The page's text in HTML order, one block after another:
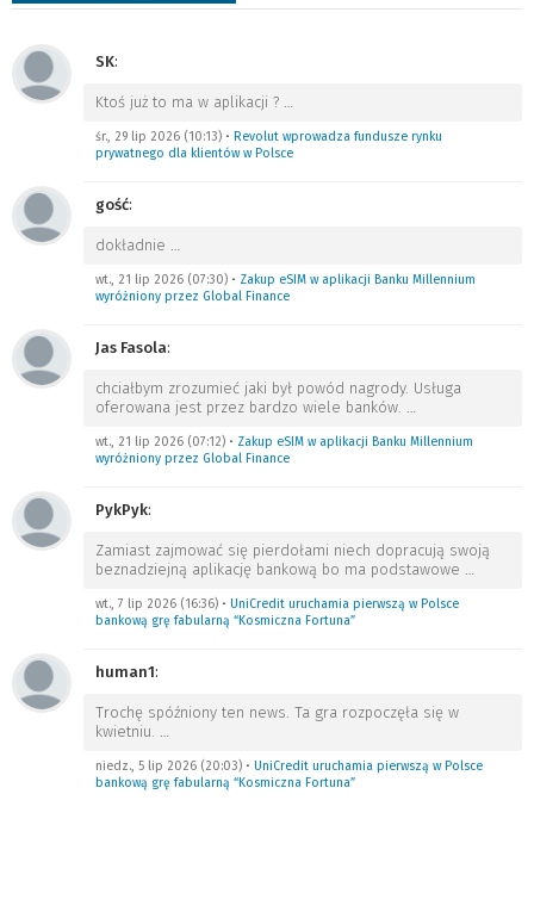
SK:
Ktoś już to ma w aplikacji ? …
śr., 29 lip 2026 (10:13) • Revolut wprowadza fundusze rynku
prywatnego dla klientów w Polsce
gość:
dokładnie …
wt., 21 lip 2026 (07:30) • Zakup eSIM w aplikacji Banku Millennium
wyróżniony przez Global Finance
Jas Fasola:
chciałbym zrozumieć jaki był powód nagrody. Usługa
oferowana jest przez bardzo wiele banków. …
wt., 21 lip 2026 (07:12) • Zakup eSIM w aplikacji Banku Millennium
wyróżniony przez Global Finance
PykPyk:
Zamiast zajmować się pierdołami niech dopracują swoją
beznadziejną aplikację bankową bo ma podstawowe …
wt., 7 lip 2026 (16:36) • UniCredit uruchamia pierwszą w Polsce
bankową grę fabularną “Kosmiczna Fortuna”
human1:
Trochę spóźniony ten news. Ta gra rozpoczęła się w
kwietniu. …
niedz., 5 lip 2026 (20:03) • UniCredit uruchamia pierwszą w Polsce
bankową grę fabularną “Kosmiczna Fortuna”